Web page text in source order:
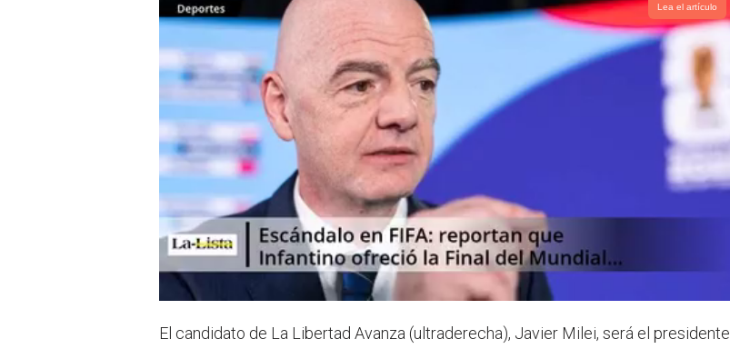
p
Lea el artículo
El candidato de La Libertad Avanza (ultraderecha), Javier Milei, será el presidente